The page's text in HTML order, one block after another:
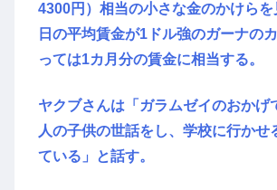
4300円）相当の小さな金のかけら
日の平均賃金が1ドル強のガーナの
っては1カ月分の賃金に相当する。
ヤクブさんは「ガラムゼイのおかげ
人の子供の世話をし、学校に行かせ
ている」と話す。